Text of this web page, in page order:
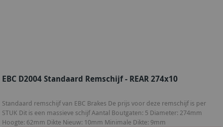
EBC D2004 Standaard Remschijf - REAR 274x10
Standaard remschijf van EBC Brakes De prijs voor deze remschijf is per
STUK Dit is een massieve schijf Aantal Boutgaten: 5 Diameter: 274mm
Hoogte: 62mm Dikte Nieuw: 10mm Minimale Dikte: 9mm